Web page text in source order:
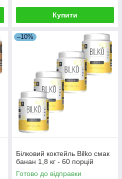
Купити
–10%
Білковий коктейль Bilko смак
банан 1,8 кг - 60 порцій
Готово до відправки